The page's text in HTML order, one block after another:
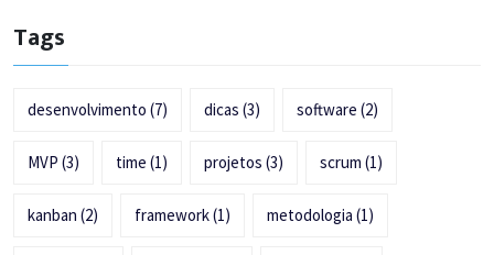
Tags
desenvolvimento (7) dicas (3) software (2)
MVP (3) time (1) projetos (3) scrum (1)
kanban (2) framework(1) metodologia (1)